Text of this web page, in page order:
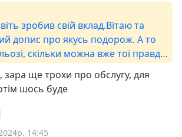
зробив свій вклад.Вітаю та
допис про якусь подорож. А то
скільки можна вже тої правди
зара ще трохи про обслугу, для
шось буде
14:45